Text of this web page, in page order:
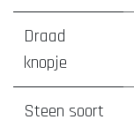
Draad
knopje
Steen soort